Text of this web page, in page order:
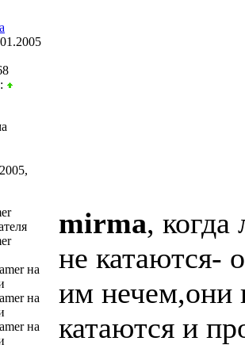
mirma,
не катаются-
им нечем,они
катаются и